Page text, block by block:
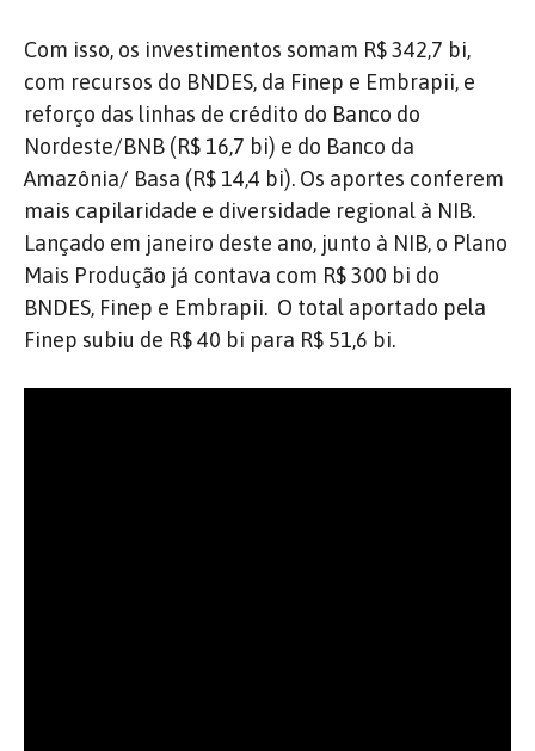
Com isso, os investimentos somam R$ 342,7 bi,
com recursos do BNDES, da Finep e Embrapii, e
reforço das linhas de crédito do Banco do
Nordeste/BNB (R$ 16,7 bi) e do Banco da
Amazônia/ Basa (R$ 14,4 bi). Os aportes conferem
mais capilaridade e diversidade regional à NIB.
Lançado em janeiro deste ano, junto à NIB, o Plano
Mais Produção já contava com R$ 300 bi do
BNDES, Finep e Embrapii. O total aportado pela
Finep subiu de R$ 40 bi para R$ 51,6 bi.